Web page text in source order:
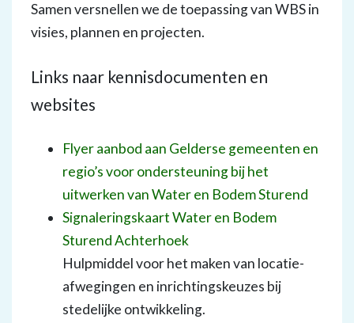
Samen versnellen we de toepassing van WBS in
visies, plannen en projecten.
Links naar kennisdocumenten en
websites
Flyer aanbod aan Gelderse gemeenten en
regio’s voor ondersteuning bij het
uitwerken van Water en Bodem Sturend
Signaleringskaart Water en Bodem
Sturend Achterhoek
Hulpmiddel voor het maken van locatie-
afwegingen en inrichtingskeuzes bij
stedelijke ontwikkeling.